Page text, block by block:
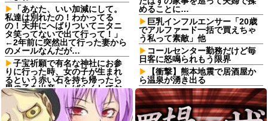
「あなた、いい加減にして。
私達は別れたの！わかってる
の！天井にへばりついてニタニ
タ笑ってないで出て行って！」
←2年前に突然出て行った妻から
のメールなんだが…
子宝祈願で有名な神社にお参
りに行った時、女の子が生まれ
るという赤い石を持ち帰ったら
男の子を出産。しばらくしてお
礼も兼ねて石を返しに行こうと
思って石を見ると…
パートの面接で号泣しながら
めることに…
巨乳インフルエンサー「20歳
でアルファード一括で買えちゃ
う私って素敵」他
コールセンター勤務だけど毎
日客に怒鳴られもう限界
【衝撃】熊本地震で居酒屋か
ら温泉が湧き出る
亡き叔母の遺書「実は17年前
に従兄弟と赤ちゃんを交換し
た」全員で家族会議を開いた結
果、拍子抜けするほど〇〇な展